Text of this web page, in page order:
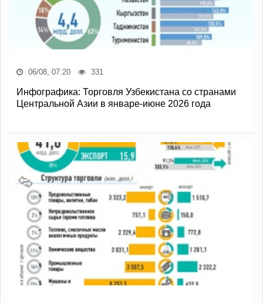
06/08, 07:20 331
Инфографика: Торговля Узбекистана со странами
Центральной Азии в январе-июне 2026 года